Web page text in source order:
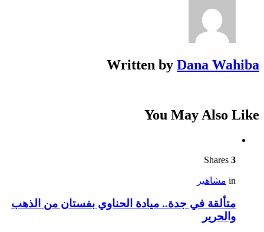
Written by Dana Wahiba
You May Also Like
3
in مشاهير
متألقة في جدة.. ميادة الحناوي بفستان من الذهب
والحرير